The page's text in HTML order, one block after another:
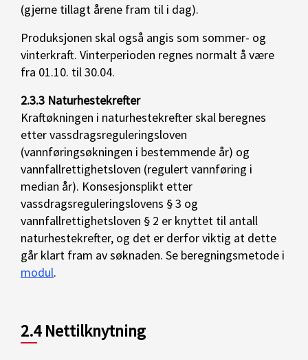
(gjerne tillagt årene fram til i dag).
Produksjonen skal også angis som sommer- og
vinterkraft. Vinterperioden regnes normalt å være
fra 01.10. til 30.04.
2.3.3 Naturhestekrefter
Kraftøkningen i naturhestekrefter skal beregnes
etter vassdragsreguleringsloven
(vannføringsøkningen i bestemmende år) og
vannfallrettighetsloven (regulert vannføring i
median år). Konsesjonsplikt etter
vassdragsreguleringslovens § 3 og
vannfallrettighetsloven § 2 er knyttet til antall
naturhestekrefter, og det er derfor viktig at dette
går klart fram av søknaden. Se beregningsmetode i
modul.
2.4 Nettilknytning